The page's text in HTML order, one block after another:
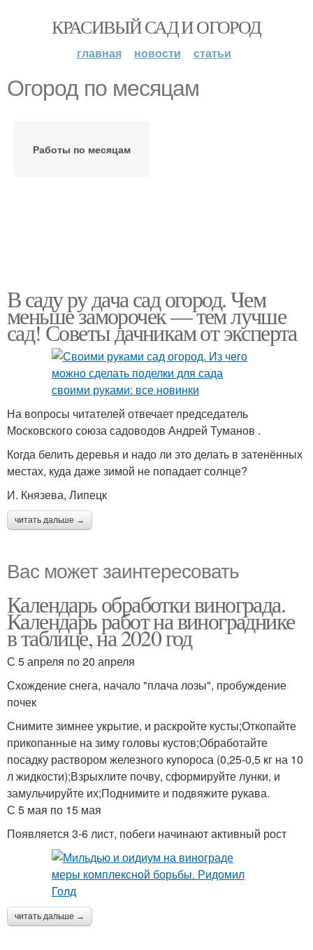
КРАСИВЫЙ САД И ОГОРОД
главная новости статьи
Огород по месяцам
Работы по месяцам
В саду ру дача сад огород. Чем
меньше заморочек — тем лучше
сад! Советы дачникам от эксперта
На вопросы читателей отвечает председатель
Московского союза садоводов Андрей Туманов .
Когда белить деревья и надо ли это делать в затенённых
местах, куда даже зимой не попадает солнце?
И. Князева, Липецк
читать дальше →
Вас может заинтересовать
Календарь обработки винограда.
Календарь работ на винограднике
в таблице, на 2020 год
С 5 апреля по 20 апреля
Схождение снега, начало "плача лозы", пробуждение
почек
Снимите зимнее укрытие, и раскройте кусты;Откопайте
прикопанные на зиму головы кустов;Обработайте
посадку раствором железного купороса (0,25-0,5 кг на 10
л жидкости);Взрыхлите почву, сформируйте лунки, и
замульчируйте их;Поднимите и подвяжите рукава.
С 5 мая по 15 мая
Появляется 3-6 лист, побеги начинают активный рост
читать дальше →